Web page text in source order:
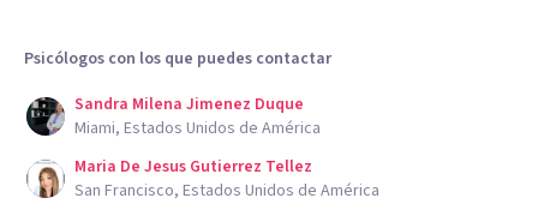
Psicólogos con los que puedes contactar
Sandra Milena Jimenez Duque
Miami, Estados Unidos de América
Maria De Jesus Gutierrez Tellez
San Francisco, Estados Unidos de América